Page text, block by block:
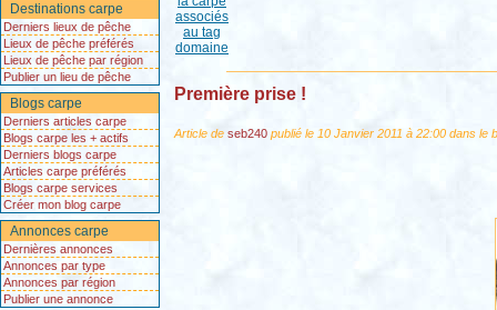
Destinations carpe
Derniers lieux de pêche
Lieux de pêche préférés
Lieux de pêche par région
Publier un lieu de pêche
Blogs carpe
Derniers articles carpe
Blogs carpe les + actifs
Derniers blogs carpe
Articles carpe préférés
Blogs carpe services
Créer mon blog carpe
Annonces carpe
Dernières annonces
Annonces par type
Annonces par région
Publier une annonce
Première prise !
Article de seb240publié le 10 Janvier 2011 à 22:00 dans le